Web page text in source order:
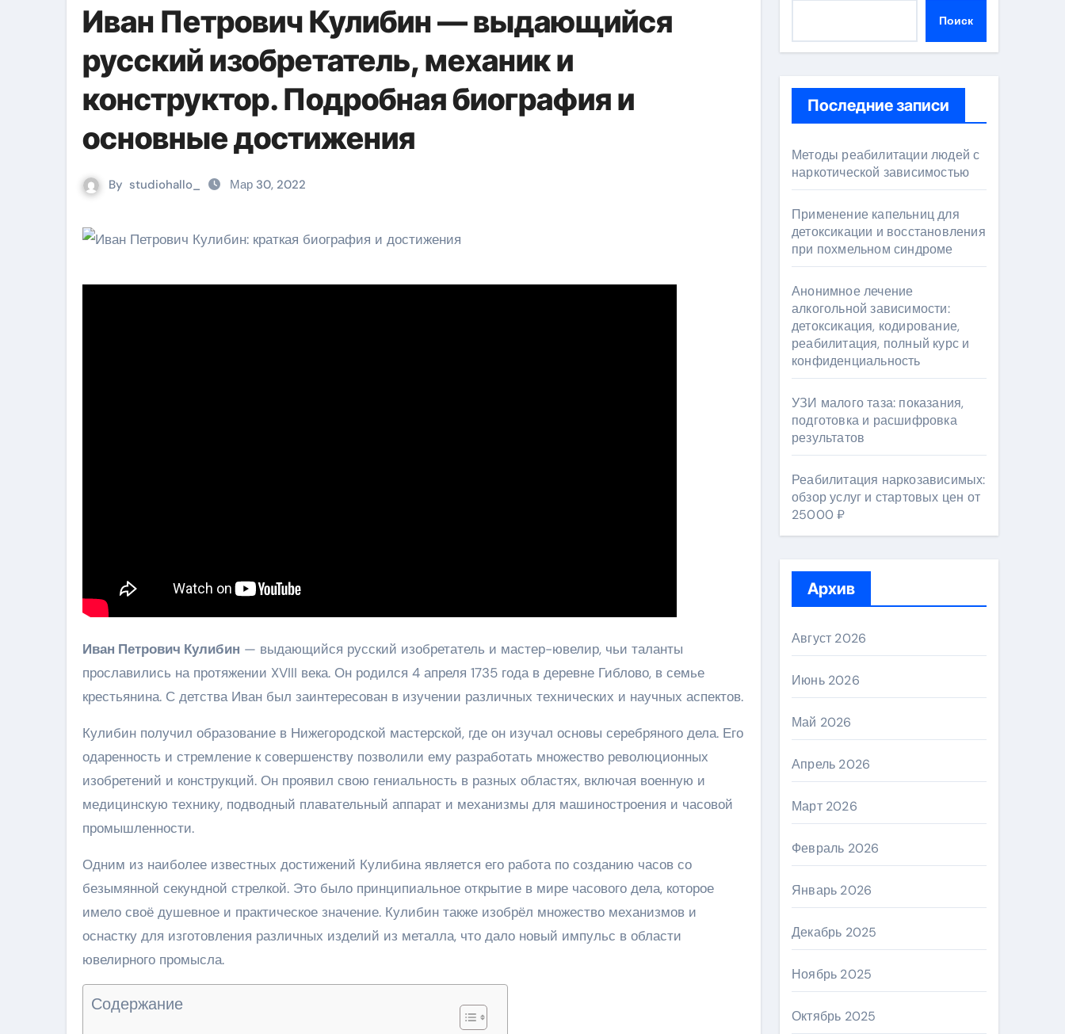
Иван Петрович Кулибин — выдающийся
русский изобретатель, механик и
конструктор. Подробная биография и
основные достижения
By studiohallo_ Мар 30, 2022
Иван Петрович Кулибин — выдающийся русский изобретатель и мастер-ювелир, чьи таланты
прославились на протяжении XVIII века. Он родился 4 апреля 1735 года в деревне Гиблово, в семье
крестьянина. С детства Иван был заинтересован в изучении различных технических и научных аспектов.
Кулибин получил образование в Нижегородской мастерской, где он изучал основы серебряного дела. Его
одаренность и стремление к совершенству позволили ему разработать множество революционных
изобретений и конструкций. Он проявил свою гениальность в разных областях, включая военную и
медицинскую технику, подводный плавательный аппарат и механизмы для машиностроения и часовой
промышленности.
Одним из наиболее известных достижений Кулибина является его работа по созданию часов со
безымянной секундной стрелкой. Это было принципиальное открытие в мире часового дела, которое
имело своё душевное и практическое значение. Кулибин также изобрёл множество механизмов и
оснастку для изготовления различных изделий из металла, что дало новый импульс в области
ювелирного промысла.
Содержание
Поиск
Последние записи
Методы реабилитации людей с
наркотической зависимостью
Применение капельниц для
детоксикации и восстановления
при похмельном синдроме
Анонимное лечение
алкогольной зависимости:
детоксикация, кодирование,
реабилитация, полный курс и
конфиденциальность
УЗИ малого таза: показания,
подготовка и расшифровка
результатов
Реабилитация наркозависимых:
обзор услуг и стартовых цен от
25000 ₽
Архив
Август 2026
Июнь 2026
Май 2026
Апрель 2026
Март 2026
Февраль 2026
Январь 2026
Декабрь 2025
Ноябрь 2025
Октябрь 2025